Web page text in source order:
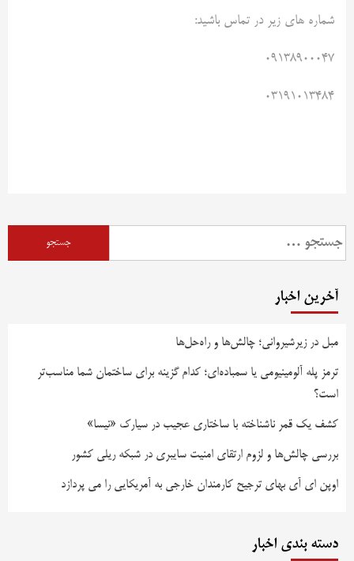
شماره های زیر در تماس باشید:
09138900047
03191013484
جستجو
برای:
آخرین اخبار
مبل در زیرشیروانی؛ چالش‌ها و راه‌حل‌ها
ترمز پله آلومینیومی یا سمباده‌ای؛ کدام گزینه برای ساختمان شما مناسب‌تر
است؟
کشف یک قمر ناشناخته با ساختاری عجیب در سیارک «نیسا»
بررسی چالش‌ها و لزوم ارتقای امنیت سایبری در شبکه ریلی کشور
اوپن ای آی بهای ترجیح کارمندان خارجی به آمریکایی را می پردازد
دسته بندی اخبار